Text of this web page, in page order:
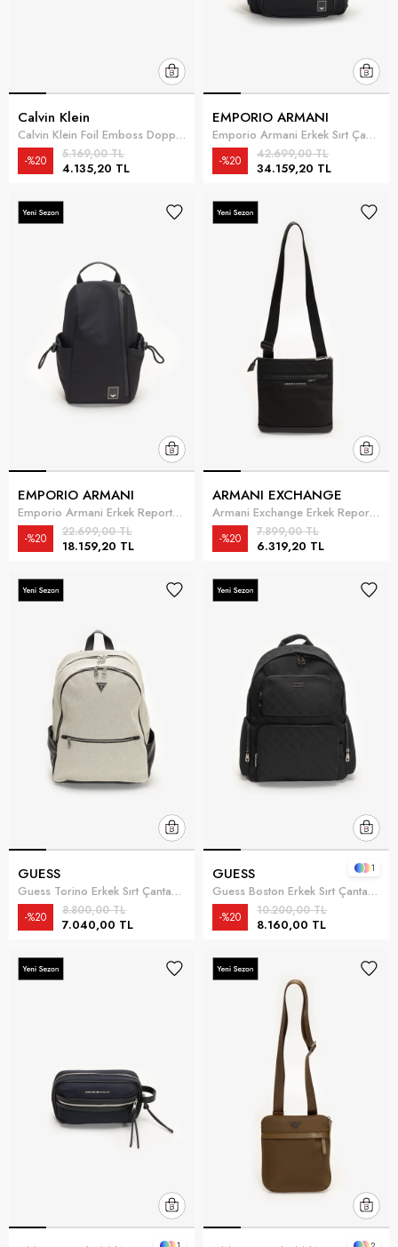
Calvin Klein
Calvin Klein Foil Emboss Dopp Kit Erkek El Çantası Siyah
4.135,20 TL
5.169,00 TL
%20
EMPORIO ARMANI
Emporio Armani Erkek Sırt Çantası Lacivert
34.159,20 TL
42.699,00 TL
%20
EMPORIO ARMANI
Emporio Armani Erkek Reporter Çanta Lacivert
18.159,20 TL
22.699,00 TL
%20
ARMANI EXCHANGE
Armani Exchange Erkek Reporter Çanta Siyah
6.319,20 TL
7.899,00 TL
%20
GUESS
Guess Torino Erkek Sırt Çantası Siyah
7.040,00 TL
8.800,00 TL
%20
GUESS
Guess Boston Erkek Sırt Çantası Siyah
8.160,00 TL
10.200,00 TL
%20
1